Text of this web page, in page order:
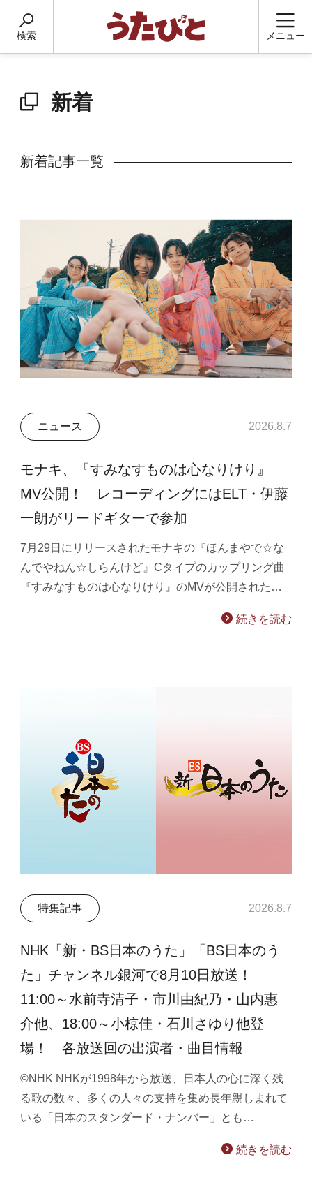
検索 メニュー
新着
新着記事一覧
ニュース 2026.8.7
モナキ、『すみなすものは心なりけり』
MV公開！ レコーディングにはELT・伊藤
一朗がリードギターで参加
7月29日にリリースされたモナキの『ほんまやで☆な
んでやねん☆しらんけど』Cタイプのカップリング曲
『すみなすものは心なりけり』のMVが公開された…
続きを読む
特集記事 2026.8.7
NHK「新・BS日本のうた」「BS日本のう
た」チャンネル銀河で8月10日放送！
11:00～水前寺清子・市川由紀乃・山内惠
介他、18:00～小椋佳・石川さゆり他登
場！ 各放送回の出演者・曲目情報
©NHK NHKが1998年から放送、日本人の心に深く残
る歌の数々、多くの人々の支持を集め長年親しまれて
いる「日本のスタンダード・ナンバー」とも…
続きを読む